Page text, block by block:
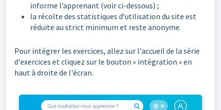
informe l’apprenant (voir ci-dessous) ;
la récolte des statistiques d’utilisation du site est
réduite au strict minimum et reste anonyme.
Pour intégrer les exercices, allez sur l'accueil de la série
d'exercices et cliquez sur le bouton « intégration » en
haut à droite de l'écran.